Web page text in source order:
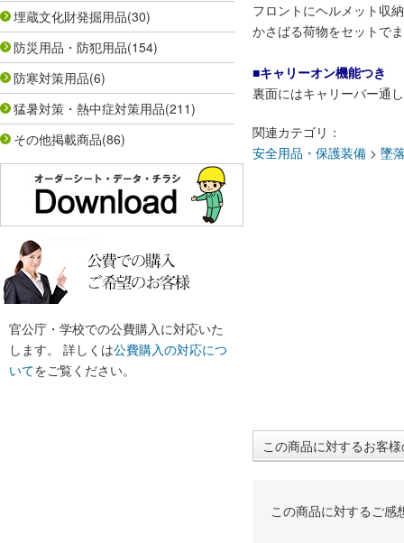
埋蔵文化財発掘用品(30)
防災用品・防犯用品(154)
防寒対策用品(6)
猛暑対策・熱中症対策用品(211)
その他掲載商品(86)
官公庁・学校での公費購入に対応いた
します。 詳しくは公費購入の対応につ
いてをご覧ください。
フロントにヘルメット収
かさばる荷物をセットで
■キャリーオン機能つき
裏面にはキャリーバー通
関連カテゴリ：
安全用品・保護装備 > 墜
この商品に対するお客
この商品に対するご感